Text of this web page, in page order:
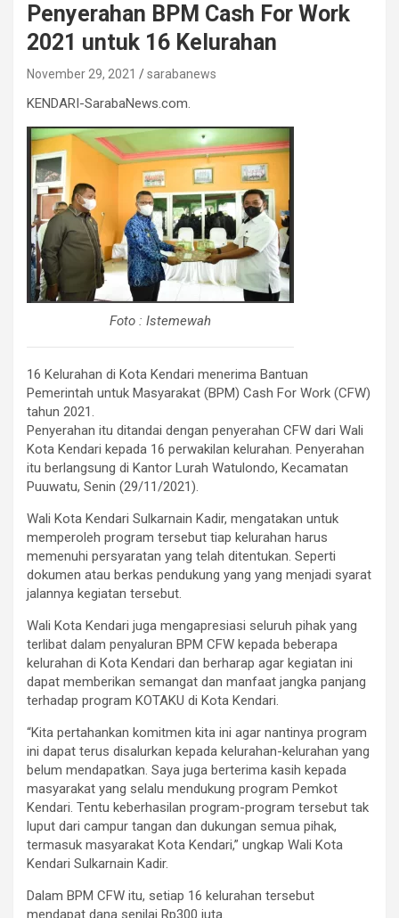
Penyerahan BPM Cash For Work
2021 untuk 16 Kelurahan
November 29, 2021 sarabanews
KENDARI-SarabaNews.com.
Foto : Istemewah
16 Kelurahan di Kota Kendari menerima Bantuan
Pemerintah untuk Masyarakat (BPM) Cash For Work (CFW)
tahun 2021.
Penyerahan itu ditandai dengan penyerahan CFW dari Wali
Kota Kendari kepada 16 perwakilan kelurahan. Penyerahan
itu berlangsung di Kantor Lurah Watulondo, Kecamatan
Puuwatu, Senin (29/11/2021).
Wali Kota Kendari Sulkarnain Kadir, mengatakan untuk
memperoleh program tersebut tiap kelurahan harus
memenuhi persyaratan yang telah ditentukan. Seperti
dokumen atau berkas pendukung yang yang menjadi syarat
jalannya kegiatan tersebut.
Wali Kota Kendari juga mengapresiasi seluruh pihak yang
terlibat dalam penyaluran BPM CFW kepada beberapa
kelurahan di Kota Kendari dan berharap agar kegiatan ini
dapat memberikan semangat dan manfaat jangka panjang
terhadap program KOTAKU di Kota Kendari.
“Kita pertahankan komitmen kita ini agar nantinya program
ini dapat terus disalurkan kepada kelurahan-kelurahan yang
belum mendapatkan. Saya juga berterima kasih kepada
masyarakat yang selalu mendukung program Pemkot
Kendari. Tentu keberhasilan program-program tersebut tak
luput dari campur tangan dan dukungan semua pihak,
termasuk masyarakat Kota Kendari,” ungkap Wali Kota
Kendari Sulkarnain Kadir.
Dalam BPM CFW itu, setiap 16 kelurahan tersebut
mendapat dana senilai Rp300 juta.